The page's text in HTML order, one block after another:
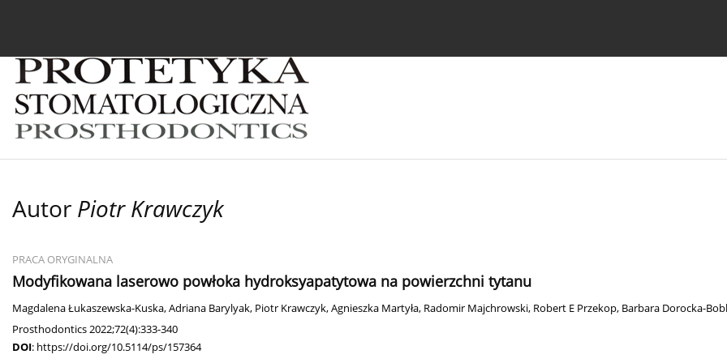
Autor Piotr Krawczyk
PRACA ORYGINALNA
Modyfikowana laserowo powłoka hydroksyapatytowa na powierzchni tytanu
Magdalena Łukaszewska-Kuska,Adriana Barylyak, Piotr Krawczyk,Agnieszka Martyła, Radomir Majchrowski, Robert E Przekop, Barbara Dorocka-
Prosthodontics 2022;72(4):333-340
DOI: https://doi.org/10.5114/ps/157364